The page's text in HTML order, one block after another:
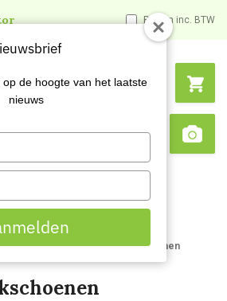
Prijzen inc. BTW
Search
veiligheidsschoenen Werkschoenen
de hoogte van het laatste
nieuws